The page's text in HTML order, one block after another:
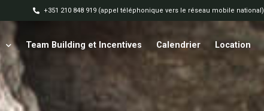
+351 210 848 919 (appel téléphonique vers le réseau mobile national)
Team Building et Incentives Calendrier Location